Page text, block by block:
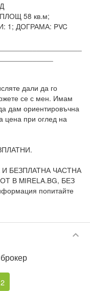
58 кв.м;
1; ДОГРАМА: PVC
дали да го
се с мен. Имам
дам ориентировъчна
цена при оглед на
БЕЗПЛАТНА ЧАСТНА
В MIRELA.BG, БЕЗ
попитайте
keyboard_arrow_down